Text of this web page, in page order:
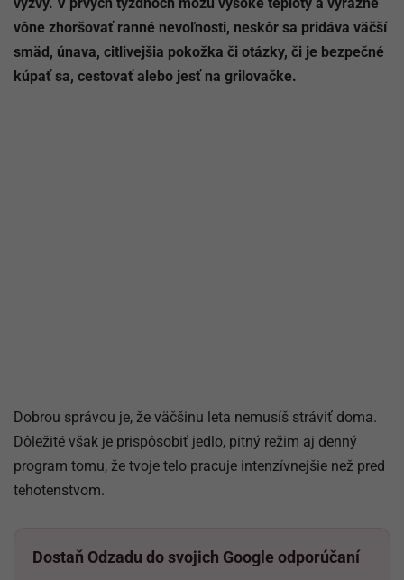
vône zhoršovať ranné nevoľnosti, neskôr sa pridáva väčší
smäd, únava, citlivejšia pokožka či otázky, či je bezpečné
kúpať sa, cestovať alebo jesť na grilovačke.
Dobrou správou je, že väčšinu leta nemusíš stráviť doma.
Dôležité však je prispôsobiť jedlo, pitný režim aj denný
program tomu, že tvoje telo pracuje intenzívnejšie než pred
tehotenstvom.
Dostaň Odzadu do svojich Google odporúčaní